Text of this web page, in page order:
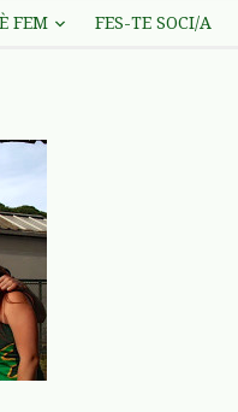
FEM FES-TE SOCI/A